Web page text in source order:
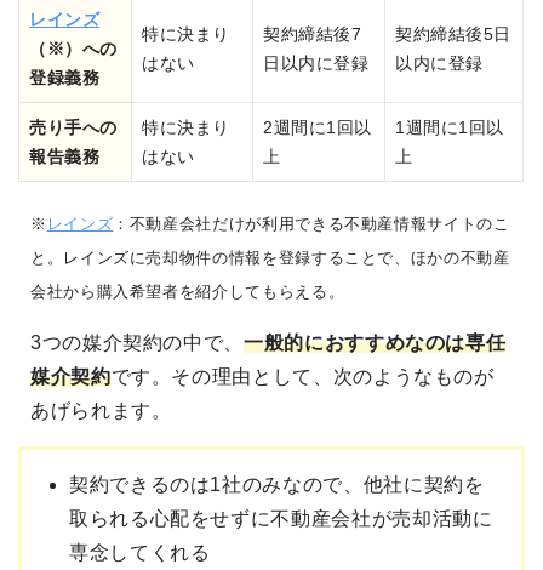
レインズ
（※）への
登録義務
特に決まり
はない
契約締結後7
日以内に登録
契約締結後5日
以内に登録
売り手への
報告義務
特に決まり
はない
2週間に1回以
上
1週間に1回以
上
※ レインズ ：不動産会社だけが利用できる不動産情報サイトのこ
と。レインズに売却物件の情報を登録することで、ほかの不動産
会社から購入希望者を紹介してもらえる。
3つの媒介契約の中で、一般的におすすめなのは専任
媒介契約です。その理由として、次のようなものが
あげられます。
契約できるのは1社のみなので、他社に契約を
取られる心配をせずに不動産会社が売却活動に
専念してくれる